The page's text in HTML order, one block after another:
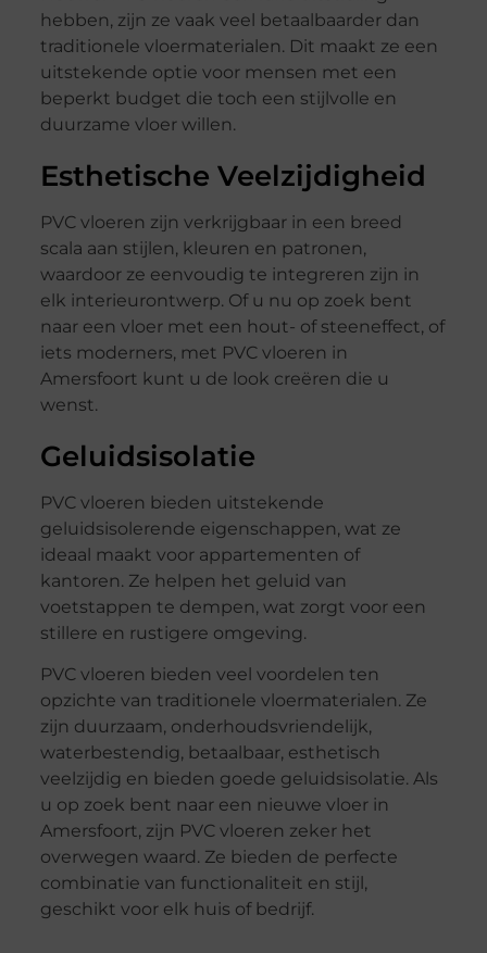
hebben, zijn ze vaak veel betaalbaarder dan
traditionele vloermaterialen. Dit maakt ze een
uitstekende optie voor mensen met een
beperkt budget die toch een stijlvolle en
duurzame vloer willen.
Esthetische Veelzijdigheid
PVC vloeren zijn verkrijgbaar in een breed
scala aan stijlen, kleuren en patronen,
waardoor ze eenvoudig te integreren zijn in
elk interieurontwerp. Of u nu op zoek bent
naar een vloer met een hout- of steeneffect, of
iets moderners, met PVC vloeren in
Amersfoort kunt u de look creëren die u
wenst.
Geluidsisolatie
PVC vloeren bieden uitstekende
geluidsisolerende eigenschappen, wat ze
ideaal maakt voor appartementen of
kantoren. Ze helpen het geluid van
voetstappen te dempen, wat zorgt voor een
stillere en rustigere omgeving.
PVC vloeren bieden veel voordelen ten
opzichte van traditionele vloermaterialen. Ze
zijn duurzaam, onderhoudsvriendelijk,
waterbestendig, betaalbaar, esthetisch
veelzijdig en bieden goede geluidsisolatie. Als
u op zoek bent naar een nieuwe vloer in
Amersfoort, zijn PVC vloeren zeker het
overwegen waard. Ze bieden de perfecte
combinatie van functionaliteit en stijl,
geschikt voor elk huis of bedrijf.